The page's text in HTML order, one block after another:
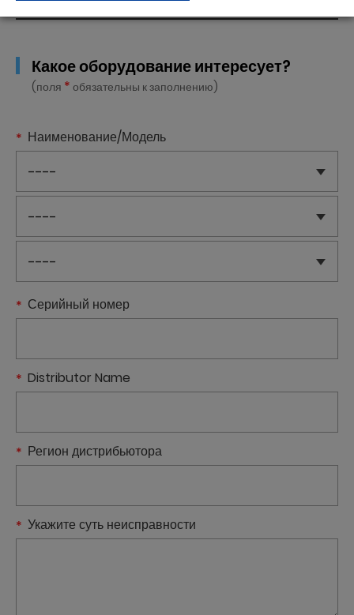
Какое оборудование интересует?
(поля * обязательны к заполнению)
Наименование/Модель
Серийный номер
Distributor Name
Регион дистрибьютора
Укажите суть неисправности